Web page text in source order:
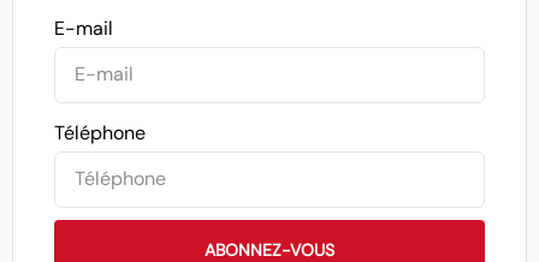
E-mail
Téléphone
ABONNEZ-VOUS